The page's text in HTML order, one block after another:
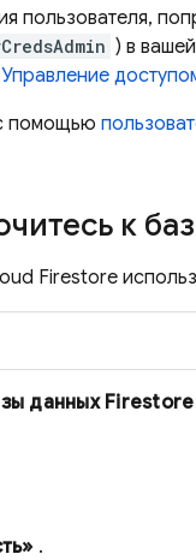
пользователя,
) в
помощью
к
Firestore
данных Firestore
.